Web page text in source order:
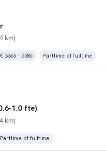
km)
€ 3366 - 5586 Parttime of fulltime
1.0 fte)
km)
Parttime of fulltime